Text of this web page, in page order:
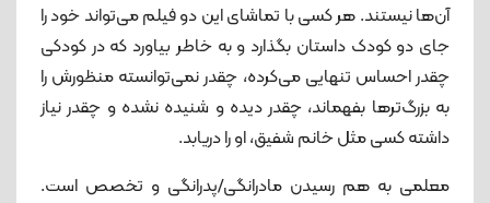
آن‌ها نیستند. هر کسی با تماشای این دو فیلم می‌تواند خود را
جای دو کودک داستان بگذارد و به خاطر بیاورد که در کودکی
چقدر احساس تنهایی می‌کرده، چقدر نمی‌توانسته منظورش را
به بزرگ‌ترها بفهماند، چقدر دیده و شنیده نشده و چقدر نیاز
داشته کسی مثل خانم شفیق، او را دریابد.
معلمی به‌ هم‌ رسیدن مادرانگی/پدرانگی و تخصص است.